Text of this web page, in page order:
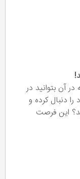
آن بتوانید در
دنبال کرده و
این فرصت